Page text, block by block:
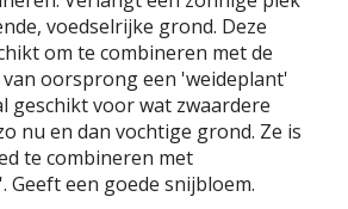
voedselrijke grond. Deze
om te combineren met de
oorsprong een 'weideplant'
geschikt voor wat zwaardere
nu en dan vochtige grond. Ze is
te combineren met
Geeft een goede snijbloem.